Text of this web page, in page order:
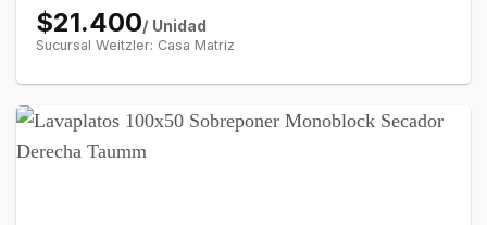
$21.400/ Unidad
Sucursal Weitzler: Casa Matriz